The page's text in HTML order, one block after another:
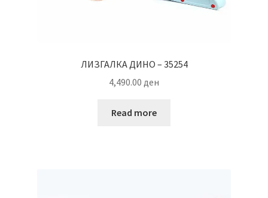
ЛИЗГАЛКА ДИНО – 35254
4,490.00 ден
Read more